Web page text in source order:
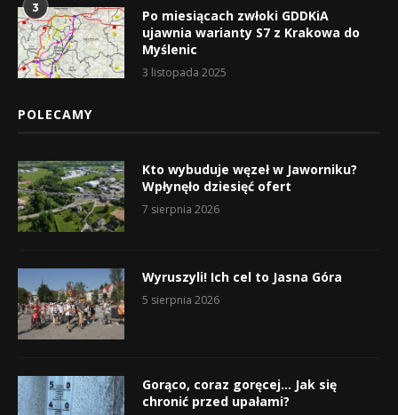
3
Po miesiącach zwłoki GDDKiA
ujawnia warianty S7 z Krakowa do
Myślenic
3 listopada 2025
POLECAMY
Kto wybuduje węzeł w Jaworniku?
Wpłynęło dziesięć ofert
7 sierpnia 2026
Wyruszyli! Ich cel to Jasna Góra
5 sierpnia 2026
Gorąco, coraz goręcej… Jak się
chronić przed upałami?